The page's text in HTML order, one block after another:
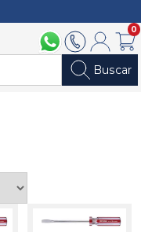
094 211 1122902 2902Mi cuenta
0
Buscar